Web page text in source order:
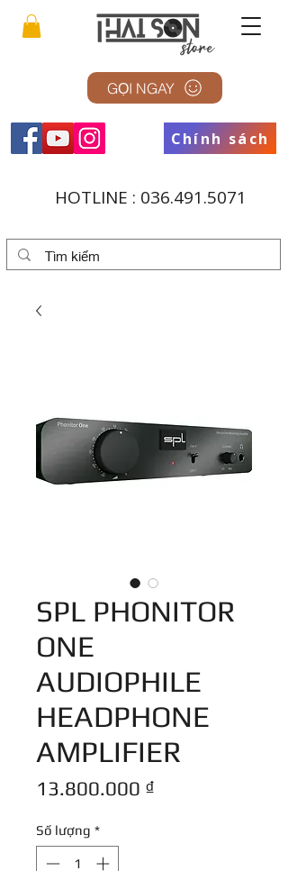
GỌI NGAY
Chính sách
HOTLINE : 036.491.5071
SPL PHONITOR
ONE
AUDIOPHILE
HEADPHONE
AMPLIFIER
13.800.000 ₫
Số lượng *